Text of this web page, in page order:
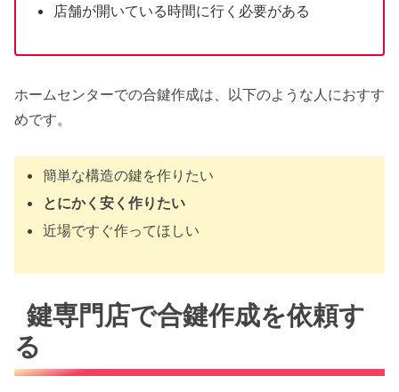
店舗が開いている時間に行く必要がある
ホームセンターでの合鍵作成は、以下のような人におすす
めです。
簡単な構造の鍵を作りたい
とにかく安く作りたい
近場ですぐ作ってほしい
鍵専門店で合鍵作成を依頼す
る